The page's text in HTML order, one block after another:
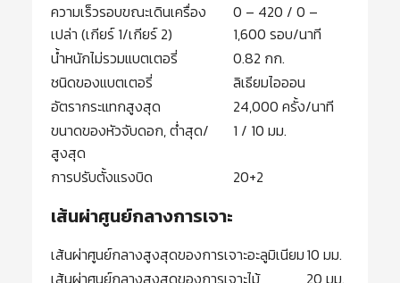
ความเร็วรอบขณะเดินเครื่อง
เปล่า (เกียร์ 1/เกียร์ 2)
0 – 420 / 0 –
1,600 รอบ/นาที
น้ำหนักไม่รวมแบตเตอรี่
0.82 กก.
ชนิดของแบตเตอรี่
ลิเธียมไอออน
อัตรากระแทกสูงสุด
24,000 ครั้ง/นาที
ขนาดของหัวจับดอก, ต่ำสุด/
สูงสุด
1 / 10 มม.
การปรับตั้งแรงบิด 20+2
เส้นผ่าศูนย์กลางการเจาะ
เส้นผ่าศูนย์กลางสูงสุดของการเจาะอะลูมิเนียม10 มม.